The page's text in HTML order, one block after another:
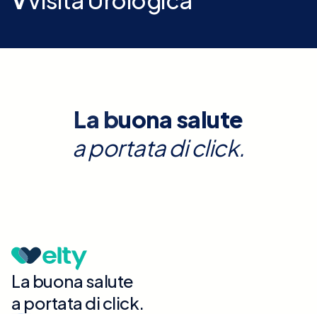
La buona salute
a portata di click.
La buona salute
a portata di click.